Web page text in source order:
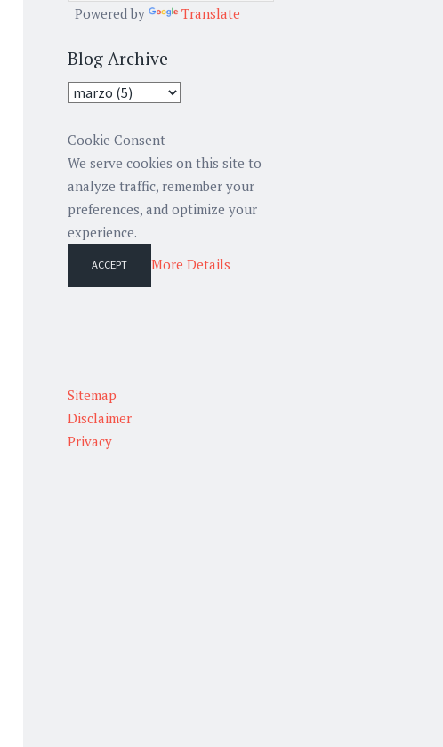
Powered by Translate
Blog Archive
Cookie Consent
We serve cookies on this site to
analyze traffic, remember your
preferences, and optimize your
experience.
ACCEPT More Details
Sitemap
Disclaimer
Privacy